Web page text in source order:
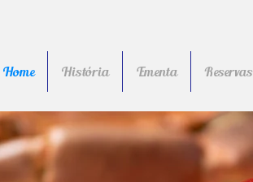
Home História Ementa Reservas